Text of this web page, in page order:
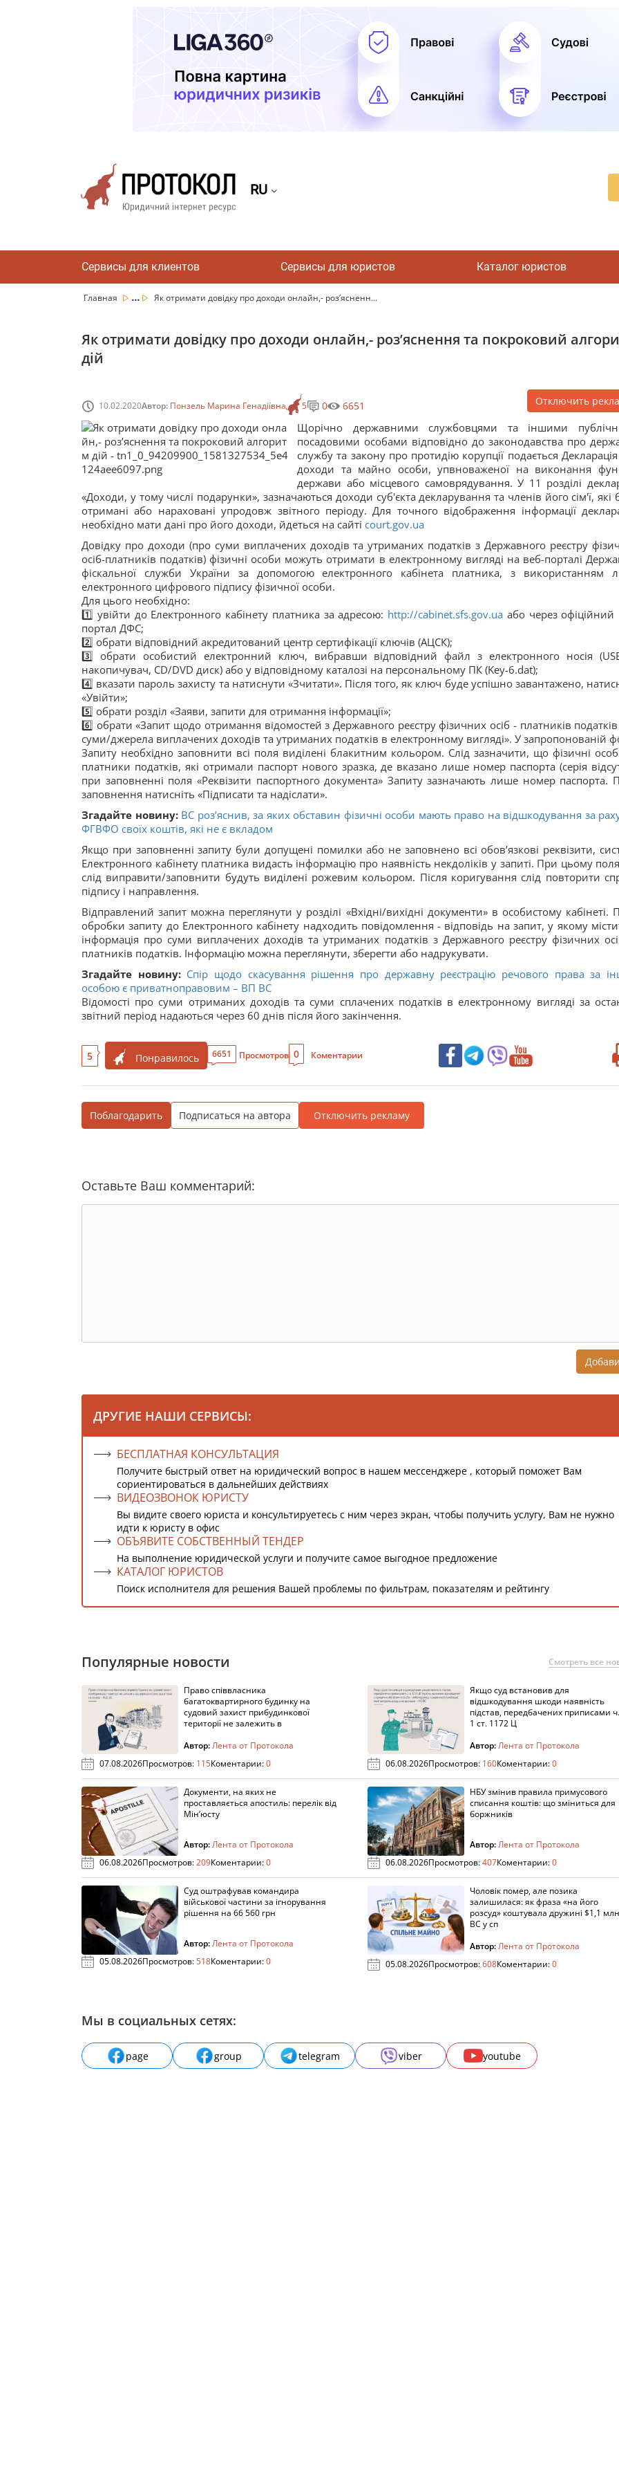
RU
Сервисы для клиентов Сервисы для юристов Каталог юристов
Главная ... Як отримати довідку про доходи онлайн,- роз’ясненн...
Як отримати довідку про доходи онлайн,- роз’яснення та покроковий
дій
10.02.2020Автор: Понзель Марина Генадіївна 5 0 6651 Отключить
Щорічно державними службовцями та іншими
посадовими особами відповідно до законодавства про
службу та закону про протидію корупції подається
доходи та майно особи, упвноваженої на виконання
держави або місцевого самоврядування. У 11 розділі
«Доходи, у тому числі подарунки», зазначаються доходи суб'єкта декларування та членів його сім'ї, які
отримані або нараховані упродовж звітного періоду. Для точного відображення інформації
необхідно мати дані про його доходи, йдеться на сайті court.gov.ua
Довідку про доходи (про суми виплачених доходів та утриманих податків з Державного реєстру
осіб-платників податків) фізичні особи можуть отримати в електронному вигляді на веб-порталі
фіскальної служби України за допомогою електронного кабінета платника, з використанням
електронного цифрового підпису фізичної особи.
Для цього необхідно:
1️⃣ увійти до Електронного кабінету платника за адресою: http://cabinet.sfs.gov.ua або через офіційний
портал ДФС;
2️⃣ обрати відповідний акредитований центр сертифікації ключів (АЦСК);
3️⃣ обрати особистий електронний ключ, вибравши відповідний файл з електронного носія
накопичувач, СD/DVD диск) або у відповідному каталозі на персональному ПК (Key-6.dat);
4️⃣ вказати пароль захисту та натиснути «Зчитати». Після того, як ключ буде успішно завантажено,
«Увійти»;
5️⃣ обрати розділ «Заяви, запити для отримання інформації»;
6️⃣ обрати «Запит щодо отримання вiдомостей з Державного реєстру фiзичних осiб - платникiв
суми/джерела виплачених доходiв та утриманих податкiв в електронному виглядi». У запропонованій
Запиту необхідно заповнити всі поля виділені блакитним кольором. Слід зазначити, що фізичні
платники податків, які отримали паспорт нового зразка, де вказано лише номер паспорта (серія
при заповненні поля «Реквізити паспортного документа» Запиту зазначають лише номер паспорта.
заповнення натисніть «Підписати та надіслати».
Згадайте новину: ВС роз’яснив, за яких обставин фізичні особи мають право на відшкодування за
ФГВФО своїх коштів, які не є вкладом
Якщо при заповненні запиту були допущені помилки або не заповнено всі обов’язкові реквізити,
Електронного кабінету платника видасть інформацію про наявність некдоліків у запиті. При цьому
слід виправити/заповнити будуть виділені рожевим кольором. Після коригування слід повторити
підпису і направлення.
Відправлений запит можна переглянути у розділі «Вхідні/вихідні документи» в особистому кабінеті.
обробки запиту до Електронного кабінету надходить повідомлення - відповідь на запит, у якому
інформація про суми виплачених доходів та утриманих податків з Державного реєстру фізичних
платників податків. Інформацію можна переглянути, зберегти або надрукувати.
Згадайте новину: Спір щодо скасування рішення про державну реєстрацію речового права за
особою є приватноправовим – ВП ВС
Відомості про суми отриманих доходів та суми сплачених податків в електронному вигляді за
звітний період надаються через 60 днів після його закінчення.
5 Понравилось 6651 Просмотров 0 Коментарии
Поблагодарить Подписаться на автора Отключить рекламу
Оставьте Ваш комментарий:
ДРУГИЕ НАШИ СЕРВИСЫ:
БЕСПЛАТНАЯ КОНСУЛЬТАЦИЯ
Получите быстрый ответ на юридический вопрос в нашем мессенджере , который поможет Вам
сориентироваться в дальнейших действиях
ВИДЕОЗВОНОК ЮРИСТУ
Вы видите своего юриста и консультируетесь с ним через экран, чтобы получить услугу, Вам не нужно
идти к юристу в офис
ОБЪЯВИТЕ СОБСТВЕННЫЙ ТЕНДЕР
На выполнение юридической услуги и получите самое выгодное предложение
КАТАЛОГ ЮРИСТОВ
Поиск исполнителя для решения Вашей проблемы по фильтрам, показателям и рейтингу
Популярные новости Смотреть все
Право співвласника
багатоквартирного будинку на
судовий захист прибудинкової
території не залежить в
Автор:Лента от Протокола
07.08.2026Просмотров: 115Коментарии:0
Якщо суд встановив для
відшкодування шкоди наявність
підстав, передбачених приписами ч.
1 ст. 1172 Ц
Автор:Лента от Протокола
06.08.2026Просмотров: 160Коментарии:0
Документи, на яких не
проставляється апостиль: перелік від
Мін’юсту
Автор:Лента от Протокола
06.08.2026Просмотров:209Коментарии:0
НБУ змінив правила примусового
списання коштів: що зміниться для
боржників
Автор:Лента от Протокола
06.08.2026Просмотров:407Коментарии:0
Суд оштрафував командира
військової частини за ігнорування
рішення на 66 560 грн
Автор:Лента от Протокола
05.08.2026Просмотров:518Коментарии:0
Чоловік помер, але позика
залишилася: як фраза «на його
розсуд» коштувала дружині $1,1
ВС у сп
Автор:Лента от Протокола
05.08.2026Просмотров:608Коментарии:0
Мы в социальных сетях:
page group telegram viber youtube